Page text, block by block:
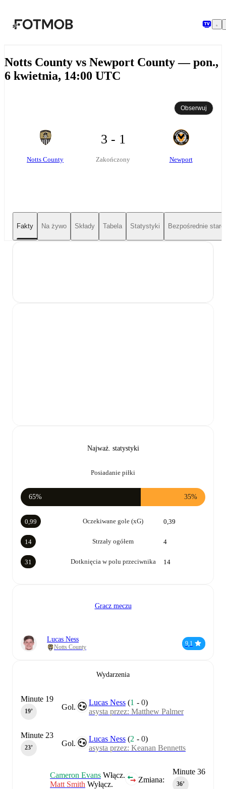
Notts County vs Newport County — pon.,
6 kwietnia, 14:00 UTC
Obserwuj
Notts County
3 - 1
Zakończony Newport
Fakty Na żywo Składy Tabela Statystyki Bezpośrednie
Najważ. statystyki
Posiadanie piłki
65% 35%
Oczekiwane gole (xG)
0,99 0,39
Strzały ogółem
14 4
Dotknięcia w polu przeciwnika
31 14
Gracz meczu
Lucas Ness
Notts County
9,1
Wydarzenia
Gol.
Lucas Ness (1 -0)
asysta przez: Matthew Palmer
Minute 19
19‎’‎
Gol.
Lucas Ness (2 -0)
asysta przez: Keanan Bennetts
Minute 23
23‎’‎
Minute 36
36‎’‎
Zmiana:
Cameron Evans Włącz.
Matt Smith Wyłącz.